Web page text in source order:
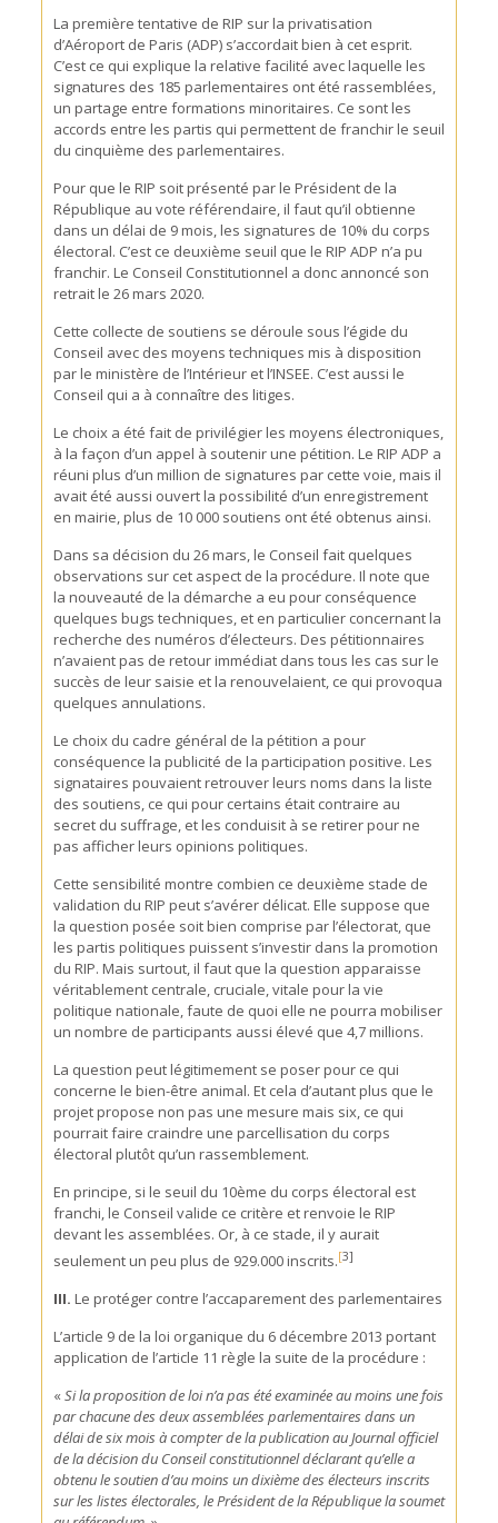
La première tentative de RIP sur la privatisation
d’Aéroport de Paris (ADP) s’accordait bien à cet esprit.
C’est ce qui explique la relative facilité avec laquelle les
signatures des 185 parlementaires ont été rassemblées,
un partage entre formations minoritaires. Ce sont les
accords entre les partis qui permettent de franchir le seuil
du cinquième des parlementaires.
Pour que le RIP soit présenté par le Président de la
République au vote référendaire, il faut qu’il obtienne
dans un délai de 9 mois, les signatures de 10% du corps
électoral. C’est ce deuxième seuil que le RIP ADP n’a pu
franchir. Le Conseil Constitutionnel a donc annoncé son
retrait le 26 mars 2020.
Cette collecte de soutiens se déroule sous l’égide du
Conseil avec des moyens techniques mis à disposition
par le ministère de l’Intérieur et l’INSEE. C’est aussi le
Conseil qui a à connaître des litiges.
Le choix a été fait de privilégier les moyens électroniques,
à la façon d’un appel à soutenir une pétition. Le RIP ADP a
réuni plus d’un million de signatures par cette voie, mais il
avait été aussi ouvert la possibilité d’un enregistrement
en mairie, plus de 10 000 soutiens ont été obtenus ainsi.
Dans sa décision du 26 mars, le Conseil fait quelques
observations sur cet aspect de la procédure. Il note que
la nouveauté de la démarche a eu pour conséquence
quelques bugs techniques, et en particulier concernant la
recherche des numéros d’électeurs. Des pétitionnaires
n’avaient pas de retour immédiat dans tous les cas sur le
succès de leur saisie et la renouvelaient, ce qui provoqua
quelques annulations.
Le choix du cadre général de la pétition a pour
conséquence la publicité de la participation positive. Les
signataires pouvaient retrouver leurs noms dans la liste
des soutiens, ce qui pour certains était contraire au
secret du suffrage, et les conduisit à se retirer pour ne
pas afficher leurs opinions politiques.
Cette sensibilité montre combien ce deuxième stade de
validation du RIP peut s’avérer délicat. Elle suppose que
la question posée soit bien comprise par l’électorat, que
les partis politiques puissent s’investir dans la promotion
du RIP. Mais surtout, il faut que la question apparaisse
véritablement centrale, cruciale, vitale pour la vie
politique nationale, faute de quoi elle ne pourra mobiliser
un nombre de participants aussi élevé que 4,7 millions.
La question peut légitimement se poser pour ce qui
concerne le bien-être animal. Et cela d’autant plus que le
projet propose non pas une mesure mais six, ce qui
pourrait faire craindre une parcellisation du corps
électoral plutôt qu’un rassemblement.
En principe, si le seuil du 10ème du corps électoral est
franchi, le Conseil valide ce critère et renvoie le RIP
devant les assemblées. Or, à ce stade, il y aurait
seulement un peu plus de 929.000 inscrits.[3]
III. Le protéger contre l’accaparement des parlementaires
L’article 9 de la loi organique du 6 décembre 2013 portant
application de l’article 11 règle la suite de la procédure :
«Si la proposition de loi n’a pas été examinée au moins une fois
par chacune des deux assemblées parlementaires dans un
délai de six mois à compter de la publication au Journal officiel
de la décision du Conseil constitutionnel déclarant qu’elle a
obtenu le soutien d’au moins un dixième des électeurs inscrits
sur les listes électorales, le Président de la République la soumet